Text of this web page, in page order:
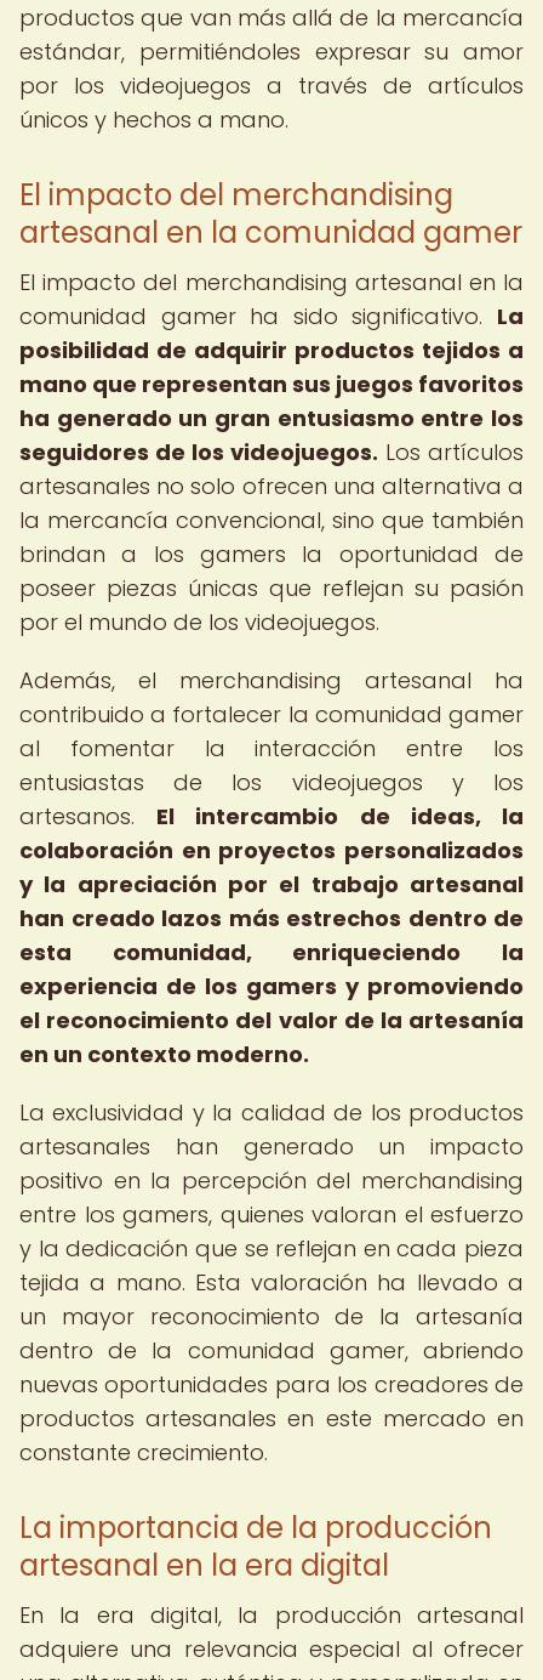
productos que van más allá de la mercancía
estándar, permitiéndoles expresar su amor
por los videojuegos a través de artículos
únicos y hechos a mano.
El impacto del merchandising
artesanal en la comunidad gamer
El impacto del merchandising artesanal en la
comunidad gamer ha sido significativo. La
posibilidad de adquirir productos tejidos a
mano que representan sus juegos favoritos
ha generado un gran entusiasmo entre los
seguidores de los videojuegos. Los artículos
artesanales no solo ofrecen una alternativa a
la mercancía convencional, sino que también
brindan a los gamers la oportunidad de
poseer piezas únicas que reflejan su pasión
por el mundo de los videojuegos.
Además, el merchandising artesanal ha
contribuido a fortalecer la comunidad gamer
al fomentar la interacción entre los
entusiastas de los videojuegos y los
artesanos. El intercambio de ideas, la
colaboración en proyectos personalizados
y la apreciación por el trabajo artesanal
han creado lazos más estrechos dentro de
esta comunidad, enriqueciendo la
experiencia de los gamers y promoviendo
el reconocimiento del valor de la artesanía
en un contexto moderno.
La exclusividad y la calidad de los productos
artesanales han generado un impacto
positivo en la percepción del merchandising
entre los gamers, quienes valoran el esfuerzo
y la dedicación que se reflejan en cada pieza
tejida a mano. Esta valoración ha llevado a
un mayor reconocimiento de la artesanía
dentro de la comunidad gamer, abriendo
nuevas oportunidades para los creadores de
productos artesanales en este mercado en
constante crecimiento.
La importancia de la producción
artesanal en la era digital
En la era digital, la producción artesanal
adquiere una relevancia especial al ofrecer